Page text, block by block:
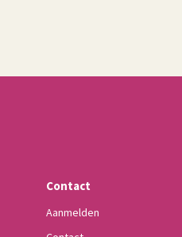
Contact
Aanmelden